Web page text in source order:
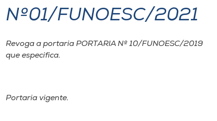
I.nova
Diplomados
Nº01/FUNOESC/2021
Revoga a portaria PORTARIA Nº 10/FUNOESC/2019
que especifica.
Portaria vigente.